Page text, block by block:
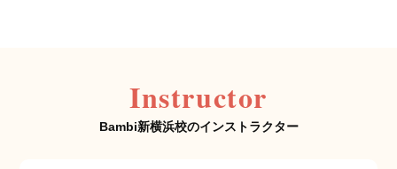
Instructor
Bambi新横浜校のインストラクター